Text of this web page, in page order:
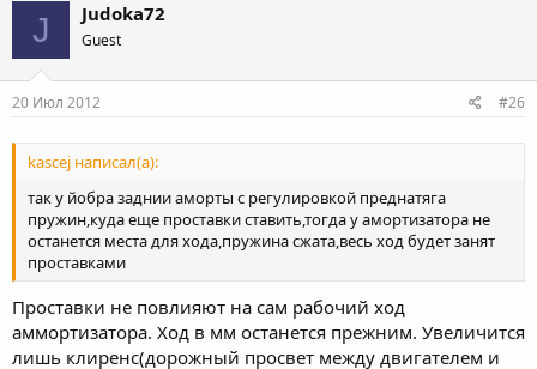
J Judoka72
Guest
20 Июл 2012 #26
kascej написал(а):
так у йобра заднии аморты с регулировкой преднатяга
пружин,куда еще проставки ставить,тогда у амортизатора не
останется места для хода,пружина сжата,весь ход будет занят
проставками
Проставки не повлияют на сам рабочий ход
аммортизатора. Ход в мм останется прежним. Увеличится
лишь клиренс(дорожный просвет между двигателем и